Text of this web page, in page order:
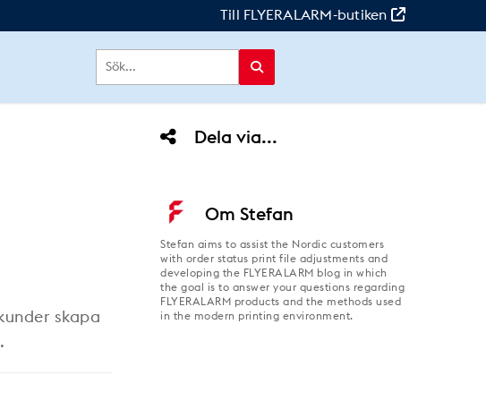
Till FLYERALARM-butiken
skapa
Dela via...
Om Stefan
Stefan aims to assist the Nordic customers
with order status print file adjustments and
developing the FLYERALARM blog in which
the goal is to answer your questions regarding
FLYERALARM products and the methods used
in the modern printing environment.